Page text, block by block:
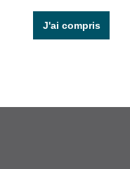
J'ai compris